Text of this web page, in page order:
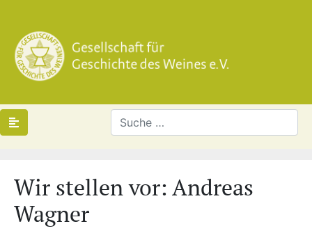
Wir stellen vor: Andreas
Wagner